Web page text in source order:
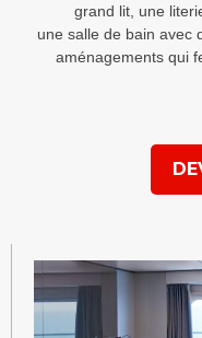
grand lit, une
une salle de bain avec
aménagements qui